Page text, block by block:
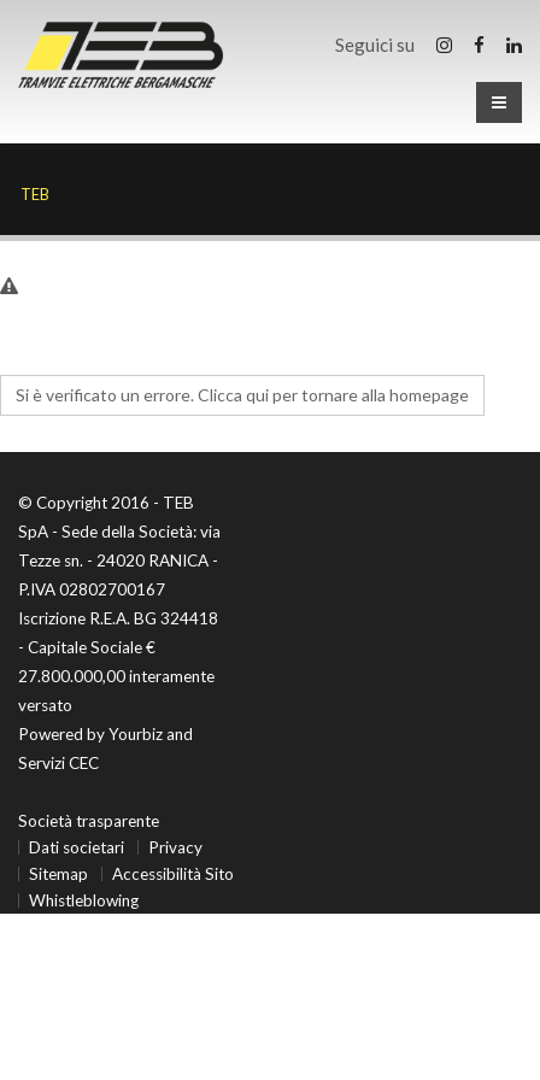
Seguici su
TEB
Si è verificato un errore. Clicca qui per tornare alla homepage
© Copyright 2016 - TEB
SpA - Sede della Società: via
Tezze sn. - 24020 RANICA -
P.IVA 02802700167
Iscrizione R.E.A. BG 324418
- Capitale Sociale €
27.800.000,00 interamente
versato
Powered byYourbizand
Servizi CEC
Società trasparente
Dati societari
Privacy
Sitemap
Accessibilità Sito
Whistleblowing